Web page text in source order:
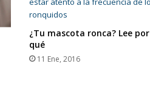
¿Tu mascota ronca? Lee por
qué
11 Ene, 2016